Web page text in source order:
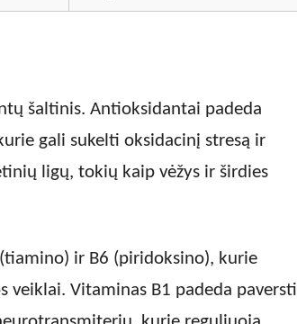
šaltinis. Antioksidantai padeda
gali sukelti oksidacinį stresą ir
ligų, tokių kaip vėžys ir širdies
ir B6 (piridoksino), kurie
veiklai. Vitaminas B1 padeda paversti